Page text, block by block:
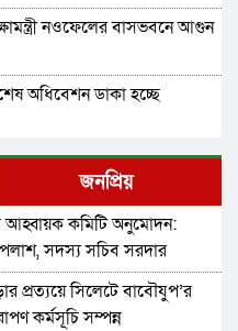
নওফেলের বাসভবনে আগুন
অধিবেশন ডাকা হচ্ছে
ঘণ্টার ব্যবধানে সড়ক দুর্ঘটনায়
জনের
সিআইপিসহ সবাইকে তল্লাশির
হলেন কাজী জেসিন
জনপ্রিয়
আহ্বায়ক কমিটি অনুমোদন:
সদস্য সচিব সরদার
প্রত্যয়ে সিলেটে বাবৌযুপ’র
কর্মসূচি সম্পন্ন